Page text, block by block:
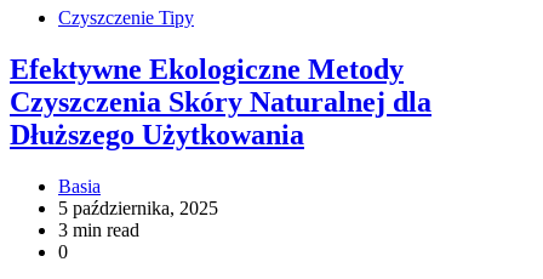
Czyszczenie Tipy
Efektywne Ekologiczne Metody
Czyszczenia Skóry Naturalnej dla
Dłuższego Użytkowania
Basia
5 października, 2025
3 min read
0